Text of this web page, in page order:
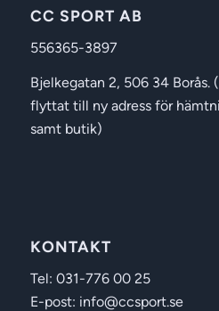
CC SPORT AB
556365-3897
Bjelkegatan 2, 506 34 Borås.
flyttat till ny adress för
samt butik)
KONTAKT
Tel: 031-776 00 25
E-post: info@ccsport.se